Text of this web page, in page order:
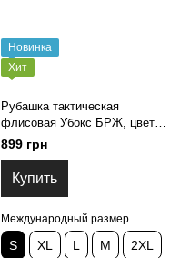
Новинка
Хит
Рубашка тактическая
флисовая Убокс БРЖ, цвет
оливковый вставки мультикам
S, M, L, XL, 2XL р-р
(Убокс_флис_мультикам_S)
899 грн
Купить
Международный размер
S XL L M 2XL